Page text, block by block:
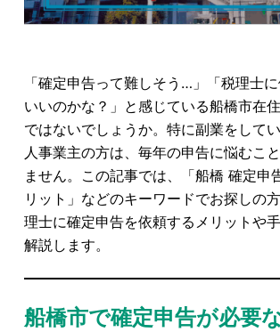
「確定申告って難しそう…」「税理士
いいのかな？」と感じている船橋市在
ではないでしょうか。特に副業をして
人事業主の方は、毎年の申告に悩むこ
ません。この記事では、「船橋 確定申
リット」などのキーワードでお探しの
理士に確定申告を依頼するメリットや
解説します。
船橋市で確定申告が必要